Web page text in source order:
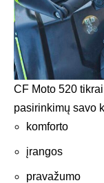
CF Moto 520
pasirinkimų savo
komforto
įrangos
pravažumo